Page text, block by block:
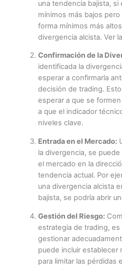
una tendencia bajista, si
mínimos más bajos
forma mínimos más
divergencia alcista. Ver
Confirmación de la
identificada la
esperar a confirmarla
decisión de trading.
esperar a que se
a que el indicador
niveles clave.
Entrada en el Mercado:
la divergencia, se
el mercado en la
tendencia actual. Por
una divergencia alcista
bajista, se podría abrir
Gestión del Riesgo:
estrategia de trading,
gestionar
puede incluir establecer
para limitar las pérdidas